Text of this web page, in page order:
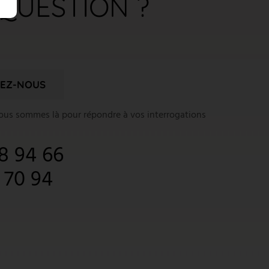
?
NOUS
sommes là pour répondre à vos interrogations
94 66
70 94